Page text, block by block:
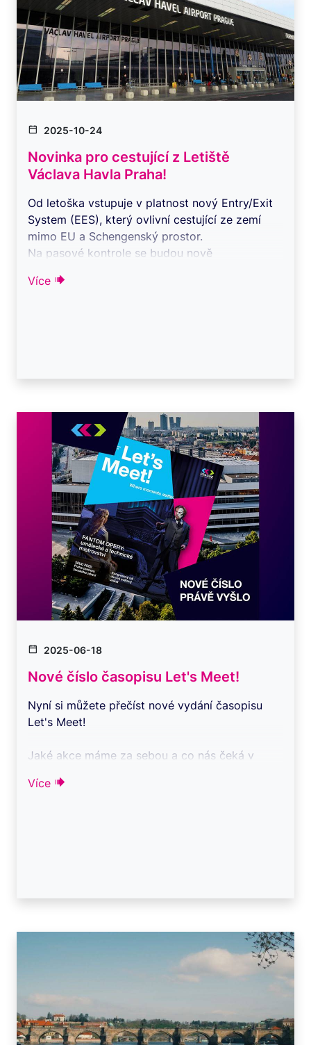
2025-10-24
Novinka pro cestující z Letiště
Václava Havla Praha!
Od letoška vstupuje v platnost nový Entry/Exit
System (EES), který ovlivní cestující ze zemí
mimo EU a Schengenský prostor.
Na pasové kontrole se budou nově
Více
2025-06-18
Nové číslo časopisu Let's Meet!
Nyní si můžete přečíst nové vydání časopisu
Let's Meet!
Jaké akce máme za sebou a co nás čeká v
Poohlédneme se společně ...
Více